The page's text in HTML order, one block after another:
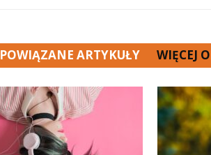
POWIĄZANE ARTYKUŁY WIĘCEJ